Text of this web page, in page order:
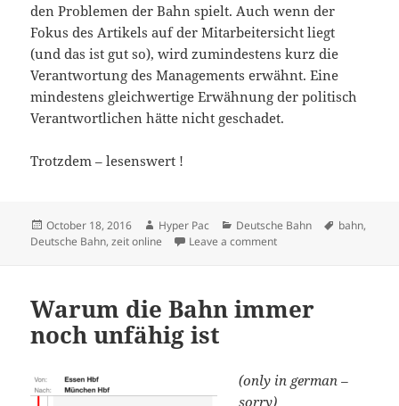
den Problemen der Bahn spielt. Auch wenn der
Fokus des Artikels auf der Mitarbeitersicht liegt
(und das ist gut so), wird zumindestens kurz die
Verantwortung des Managements erwähnt. Eine
mindestens gleichwertige Erwähnung der politisch
Verantwortlichen hätte nicht geschadet.
Trotzdem – lesenswert !
Posted
on
October 18, 2016 Author
Hyper Pac Categories
Deutsche Bahn Tags
bahn,
Deutsche Bahn,zeit online Leave a commenton Wie Mitarbeiter die
Warum die Bahn immer
noch unfähig ist
(only in german –
sorry)